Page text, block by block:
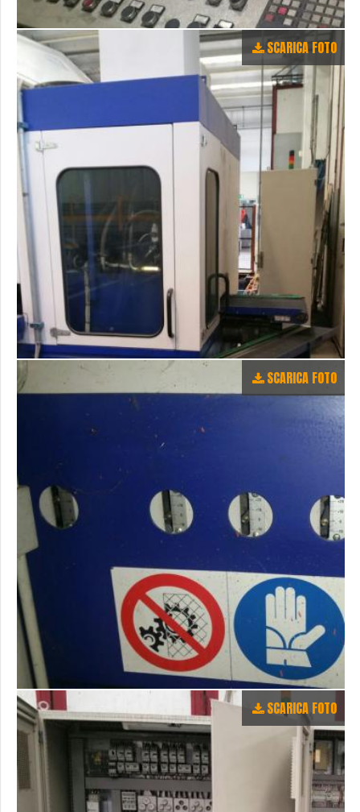
SCARICA FOTO
SCARICA FOTO
SCARICA FOTO